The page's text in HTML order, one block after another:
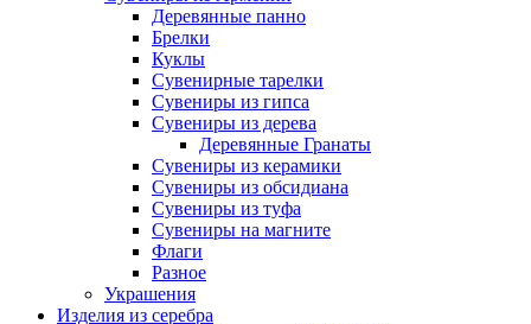
Деревянные панно
Брелки
Куклы
Сувенирные тарелки
Сувениры из гипса
Сувениры из дерева
Деревянные Гранаты
Сувениры из керамики
Сувениры из обсидиана
Сувениры из туфа
Сувениры на магните
Флаги
Разное
Украшения
Изделия из серебра